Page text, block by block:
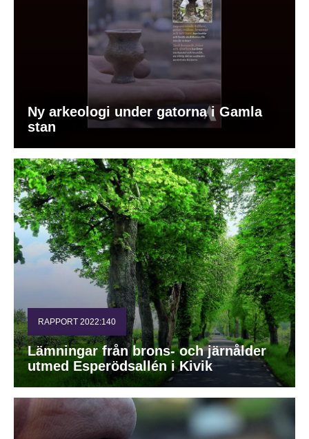
Ny arkeologi under gatorna i Gamla
stan
RAPPORT 2022:140
Lämningar från brons- och järnålder
utmed Esperödsallén i Kivik